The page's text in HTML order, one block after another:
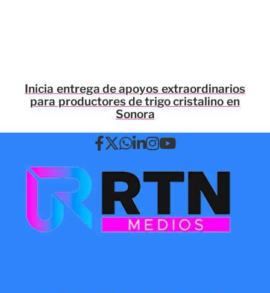
Inicia entrega de apoyos extraordinarios
para productores de trigo cristalino en
Sonora